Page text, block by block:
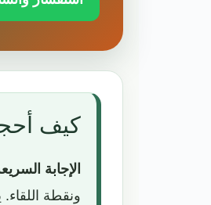
كيف
الإجابة
ونقطة اللقاء. يبدأ